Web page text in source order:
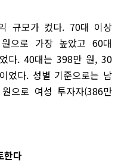
규모가 컸다. 70대 이상
으로 가장 높았고 60대
다. 40대는 398만 원, 30
었다. 성별 기준으로는 남
으로 여성 투자자(386만
한다